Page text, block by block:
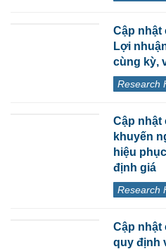
Cập nhật
Lợi
cùng kỳ,
Research
Cập nhật
khuyến
hiệu
định giá
Research
Cập nhật
quy định